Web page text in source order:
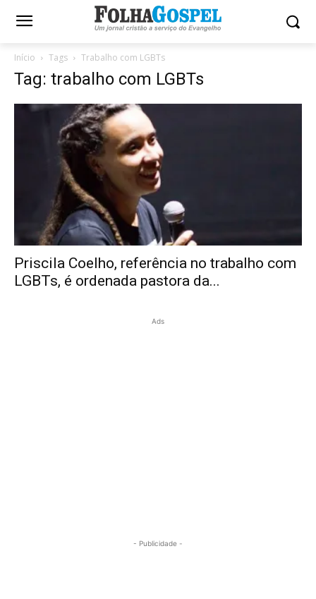
Início Tags Trabalho com LGBTs
Tag: trabalho com LGBTs
Priscila Coelho, referência no trabalho com
LGBTs, é ordenada pastora da...
Ads
- Publicidade -